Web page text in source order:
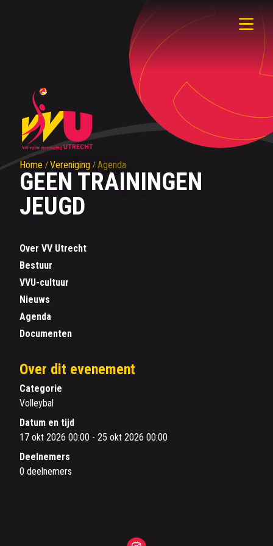
Home Vereniging Agenda
GEEN TRAININGEN
JEUGD
Over VV Utrecht
Bestuur
VVU-cultuur
Nieuws
Agenda
Documenten
Over dit evenement
Categorie
Volleybal
Datum en tijd
17 okt 2026 00:00 - 25 okt 2026 00:00
Deelnemers
0 deelnemers